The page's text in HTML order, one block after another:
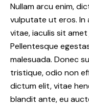
Nullam arcu enim,
vulputate ut eros. In
vitae, iaculis sit
Pellentesque
malesuada. Donec
tristique, odio non
dictum elit, vitae
blandit ante, eu